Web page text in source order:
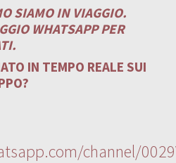
SIAMO IN VIAGGIO.
WHATSAPP PER
IN TEMPO REALE SUI
channel/